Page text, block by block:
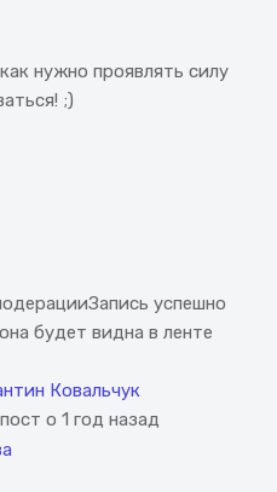
нужно проявлять силу
;)
Запись успешно
будет видна в ленте
Ковальчук
о 1 год назад